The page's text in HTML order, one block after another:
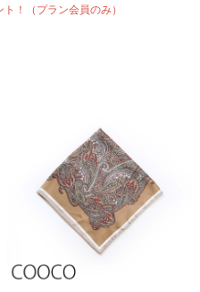
！（プラン会員のみ）